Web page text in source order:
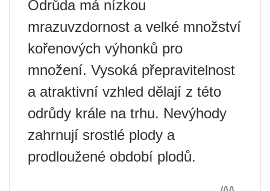
Odrůda má nízkou
mrazuvzdornost a velké množství
kořenových výhonků pro
množení. Vysoká přepravitelnost
a atraktivní vzhled dělají z této
odrůdy krále na trhu. Nevýhody
zahrnují srostlé plody a
prodloužené období plodů.